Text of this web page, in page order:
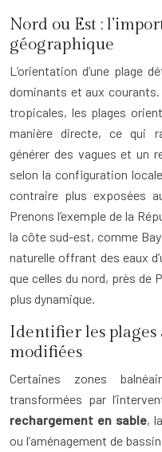
Nord ou Est :
géographique
L’orientation d’une plage
dominants et aux
tropicales, les plages
manière directe, ce qui
générer des vagues et un
selon la configuration
contraire plus exposées
Prenons l’exemple de la
la côte sud-est, comme
naturelle offrant des eaux
que celles du nord, près de
plus dynamique.
Identifier les
modifiées
Certaines zones
transformées par
rechargement en sable,
ou l’aménagement de